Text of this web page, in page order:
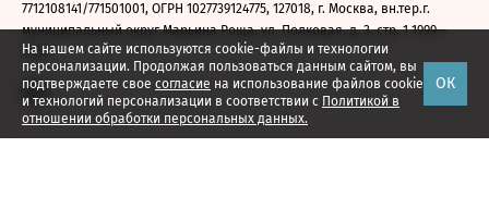
На нашем сайте используются cookie-файлы и технологии
персонализации. Продолжая пользоваться данным сайтом, вы
подтверждаете свое согласие на использование файлов cookie
и технологий персонализации в соответствии с Политикой в
отношении обработки персональных данных.
ОК
7712108141/771501001, ОГРН 1027739124775, 127018, г. Москва, вн.тер.г.
муниципальный округ Марьина Роща, ул. Полковая, д. 3, стр. 1 1999—
2026